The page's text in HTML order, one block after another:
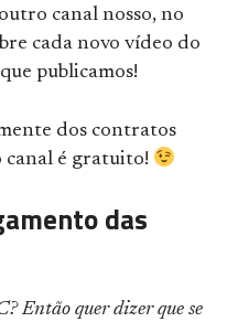
canal nosso, no
cada novo vídeo do
publicamos!
dos contratos
canal é gratuito!
das
Então quer dizer que se